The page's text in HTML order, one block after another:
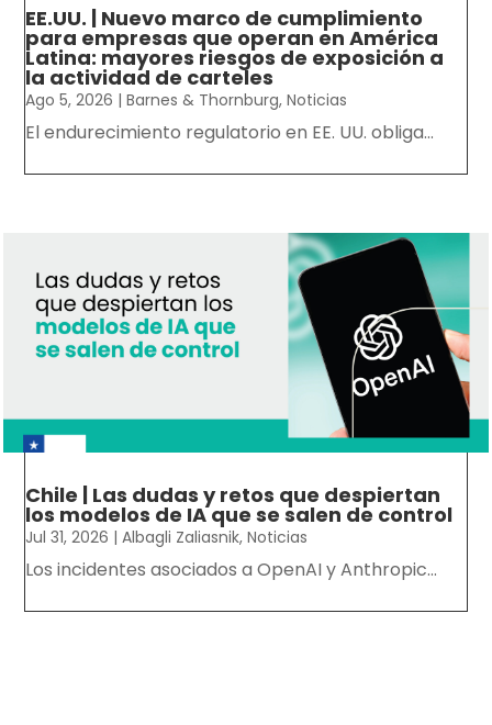
EE.UU. | Nuevo marco de cumplimiento
para empresas que operan en América
Latina: mayores riesgos de exposición a
la actividad de carteles
Ago 5, 2026 |Barnes & Thornburg,Noticias
El endurecimiento regulatorio en EE. UU. obliga...
Chile | Las dudas y retos que despiertan
los modelos de IA que se salen de control
Jul 31, 2026 |Albagli Zaliasnik,Noticias
Los incidentes asociados a OpenAI y Anthropic...